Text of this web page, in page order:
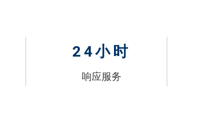
响应服务
24小时